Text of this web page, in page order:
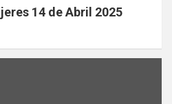
14 de Abril 2025